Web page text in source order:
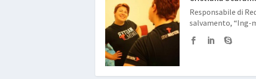
Responsabile di
salvamento, “Ing-